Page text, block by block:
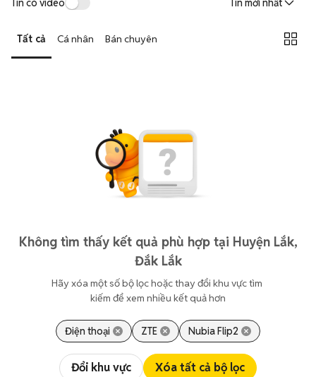
Tin mới nhất
Tất cả Cá nhân Bán chuyên
Không tìm thấy kết quả phù hợp tại Huyện Lắk,
Đắk Lắk
Hãy xóa một số bộ lọc hoặc thay đổi khu vực tìm
kiếm để xem nhiều kết quả hơn
Điện thoại ZTE Nubia Flip2
Đổi khu vực Xóa tất cả bộ lọc